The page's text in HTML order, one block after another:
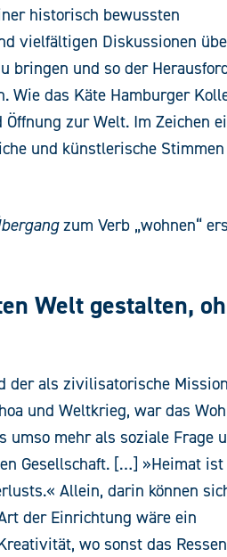
historisch bewussten
vielfältigen Diskussionen
bringen und so der
Wie das Käte Hamburger
zur Welt. Im Zeichen
und künstlerische Stimmen
zum Verb „wohnen“
Welt gestalten,
der als zivilisatorische Mission
und Weltkrieg, war das
mehr als soziale Frage
Gesellschaft. […] »Heimat
Allein, darin können
der Einrichtung wäre ein
wo sonst das